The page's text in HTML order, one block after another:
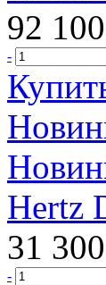
92 100
-
Hertz
31 300
-